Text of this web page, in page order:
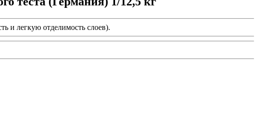
и легкую отделимость слоев).